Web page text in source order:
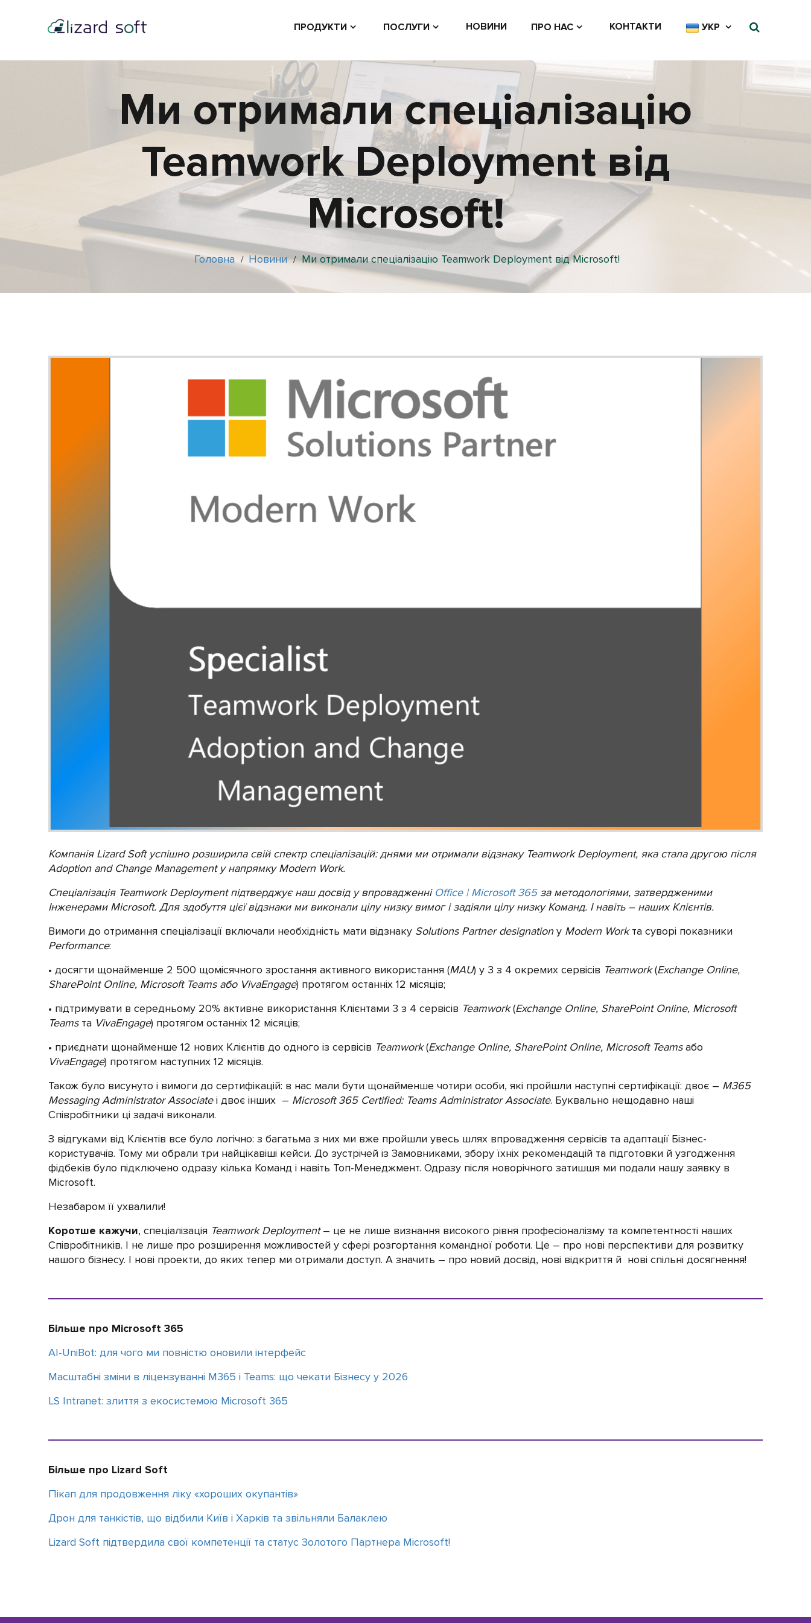
ПРОДУКТИ ПОСЛУГИ НОВИНИ ПРО НАС КОНТАКТИ УКР
Ми отримали спеціалізацію
Teamwork Deployment від
Microsoft!
Головна / Новини / Ми отримали спеціалізацію Teamwork Deployment від Microsoft!
Компанія Lizard Soft успішно розширила свій спектр спеціалізацій: днями ми отримали відзнаку Teamwork Deployment, яка стала другою після
Adoption and Change Management у напрямку Modern Work.
Спеціалізація Teamwork Deployment підтверджує наш досвід у впровадженні Office | Microsoft 365за методологіями, затвердженими
Інженерами Microsoft. Для здобуття цієї відзнаки ми виконали цілу низку вимог і задіяли цілу низку Команд. І навіть – наших Клієнтів.
Вимоги до отримання спеціалізації включали необхідність мати відзнаку Solutions Partner designationу Modern Workта суворі показники
Performance:
досягти щонайменше 2 500 щомісячного зростання активного використання (MAU) у 3 з 4 окремих сервісів Teamwork(Exchange Online,
SharePoint Online, Microsoft Teams або VivaEngage) протягом останніх 12 місяців;
підтримувати в середньому 20% активне використання Клієнтами 3 з 4 сервісів Teamwork(Exchange Online, SharePoint Online, Microsoft
Teams та VivaEngage) протягом останніх 12 місяців;
приєднати щонайменше 12 нових Клієнтів до одного із сервісів Teamwork(Exchange Online, SharePoint Online, Microsoft Teamsабо
VivaEngage) протягом наступних 12 місяців.
Також було висунуто і вимоги до сертифікацій: в нас мали бути щонайменше чотири особи, які пройшли наступні сертифікації: двоє – M365
Messaging Administrator Associateі двоє інших – Microsoft 365 Certified: Teams Administrator Associate. Буквально нещодавно наші
Співробітники ці задачі виконали.
З відгуками від Клієнтів все було логічно: з багатьма з них ми вже пройшли увесь шлях впровадження сервісів та адаптації Бізнес-
користувачів. Тому ми обрали три найцікавіші кейси. До зустрічей із Замовниками, збору їхніх рекомендацій та підготовки й узгодження
фідбеків було підключено одразу кілька Команд і навіть Топ-Менеджмент. Одразу після новорічного затишшя ми подали нашу заявку в
Microsoft.
Незабаром її ухвалили!
Коротше кажучи, спеціалізація Teamwork Deployment– це не лише визнання високого рівня професіоналізму та компетентності наших
Співробітників. І не лише про розширення можливостей у сфері розгортання командної роботи. Це – про нові перспективи для розвитку
нашого бізнесу. І нові проекти, до яких тепер ми отримали доступ. А значить – про новий досвід, нові відкриття й нові спільні досягнення!
Більше про Microsoft 365
АІ-UniBot: для чого ми повністю оновили інтерфейс
Масштабні зміни в ліцензуванні M365 і Teams: що чекати Бізнесу у 2026
LS Intranet: злиття з екосистемою Microsoft 365
Більше про Lizard Soft
Пікап для продовження ліку «хороших окупантів»
Дрон для танкістів, що відбили Київ і Харків та звільняли Балаклею
Lizard Soft підтвердила свої компетенції та статус Золотого Партнера Microsoft!